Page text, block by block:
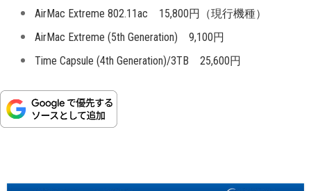
AirMac Extreme 802.11ac 15,800円（現行機種）
AirMac Extreme (5th Generation) 9,100円
Time Capsule (4th Generation)/3TB 25,600円